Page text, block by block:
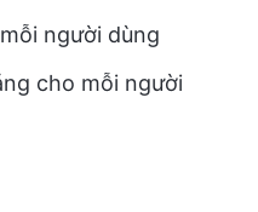
người dùng
cho mỗi người